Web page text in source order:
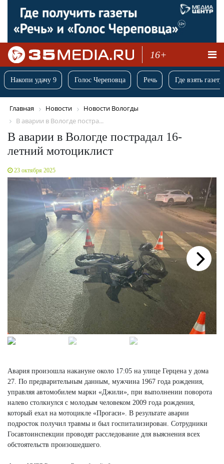
16+
Накопи удачу 9 Голос Череповца Речь Где взять
Главная Новости
Новости Вологды
В аварии в Вологде постра...
В аварии в Вологде пострадал 16-
летний мотоциклист
23 октября 2025
Авария произошла накануне около 17:05 на улице Герцена у дома
27. По предварительным данным, мужчина 1967 года рождения,
управляя автомобилем марки «Джили», при выполнении поворота
налево столкнулся с молодым человеком 2009 года рождения,
который ехал на мотоцикле «Прогаси». В результате аварии
подросток получил травмы и был госпитализирован. Сотрудники
Госавтоинспекции проводят расследование для выяснения всех
обстоятельств произошедшего.